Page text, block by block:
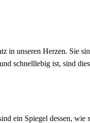
in unseren Herzen.
schnelllebig ist, sind
ein Spiegel dessen, wie